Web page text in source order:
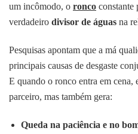
um incômodo, o ronco constante
verdadeiro divisor de águas na
Pesquisas apontam que a má
principais causas de desgaste
E quando o ronco entra em cena,
parceiro, mas também gera:
Queda na paciência e no